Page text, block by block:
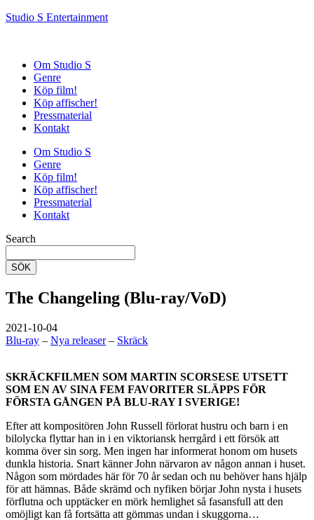
Studio S Entertainment
Om Studio S
Genre
Köp film!
Köp affischer!
Pressmaterial
Kontakt
Om Studio S
Genre
Köp film!
Köp affischer!
Pressmaterial
Kontakt
Search
SÖK
The Changeling (Blu-ray/VoD)
2021-10-04
Blu-ray – Nya releaser– Skräck
SKRÄCKFILMEN SOM MARTIN SCORSESE UTSETT
SOM EN AV SINA FEM FAVORITER SLÄPPS FÖR
FÖRSTA GÅNGEN PÅ BLU-RAY I SVERIGE!
Efter att kompositören John Russell förlorat hustru och barn i en
bilolycka flyttar han in i en viktoriansk herrgård i ett försök att
komma över sin sorg. Men ingen har informerat honom om husets
dunkla historia. Snart känner John närvaron av någon annan i huset.
Någon som mördades här för 70 år sedan och nu behöver hans hjälp
för att hämnas. Både skrämd och nyfiken börjar John nysta i husets
förflutna och upptäcker en mörk hemlighet så fasansfull att den
omöjligt kan få fortsätta att gömmas undan i skuggorna…